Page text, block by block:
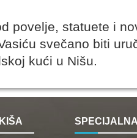
povelje, statuete i
svečano biti
kući u Nišu.